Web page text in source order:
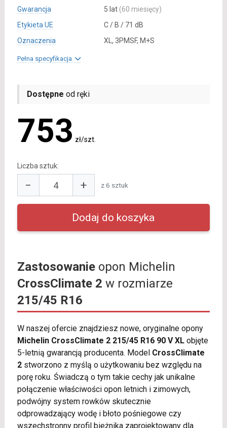
Gwarancja
5 lat (60 miesięcy)
Etykieta UE
C / B / 71 dB
Oznaczenia
XL, 3PMSF, M+S
Pełna specyfikacja
Dostępne od ręki
753 zł/szt.
Liczba sztuk:
− + z 6 sztuk
Zastosowanieopon Michelin
CrossClimate 2 w rozmiarze
215/45 R16
W naszej ofercie znajdziesz nowe, oryginalne opony
Michelin CrossClimate 2 215/45 R16 90 V XLobjęte
5-letnią gwarancją producenta. Model CrossClimate
2stworzono z myślą o użytkowaniu bez względu na
porę roku. Świadczą o tym takie cechy jak unikalne
połączenie właściwości opon letnich i zimowych,
podwójny system rowków skutecznie
odprowadzający wodę i błoto pośniegowe czy
wszechstronny profil bieżnika zaprojektowany dla